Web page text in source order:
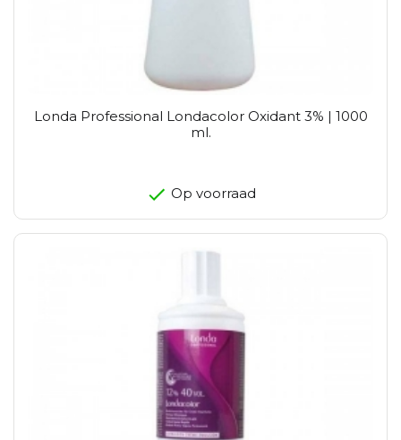
Londa Professional Londacolor Oxidant 3% | 1000
ml.
Op voorraad